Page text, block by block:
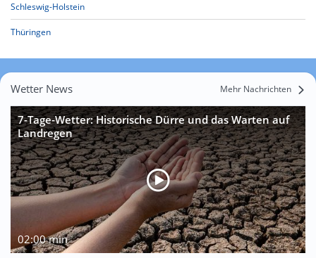
Schleswig-Holstein
Thüringen
Wetter News Mehr Nachrichten
7-Tage-Wetter: Historische Dürre und das Warten auf
Landregen
02:00 min